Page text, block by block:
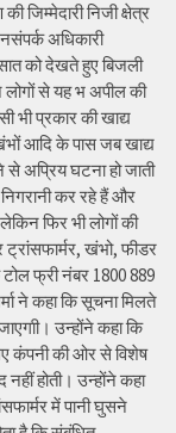
जिम्मेदारी निजी क्षेत्र
अधिकारी
को देखते हुए बिजली
से यह भ अपील की
भी प्रकार की खाद्य
आदि के पास जब खाद्य
अप्रिय घटना हो जाती
कर रहे हैं और
फिर भी लोगों की
खंभो, फीडर
फ्री नंबर 1800 889
ने कहा कि सूचना मिलते
उन्होंने कहा कि
कंपनी की ओर से विशेष
होती। उन्होंने कहा
में पानी घुसने